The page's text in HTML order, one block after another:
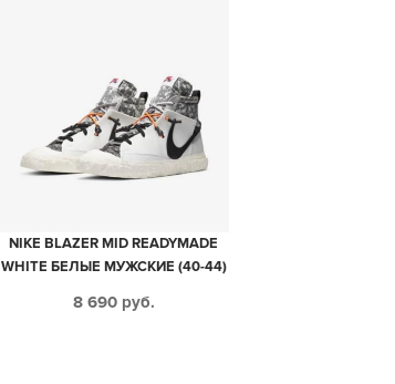
NIKE BLAZER MID READYMADE
WHITE БЕЛЫЕ МУЖСКИЕ (40-44)
8 690 руб.